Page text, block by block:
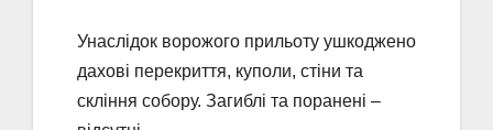
Унаслідок ворожого прильоту ушкоджено
дахові перекриття, куполи, стіни та
скління собору. Загиблі та поранені –